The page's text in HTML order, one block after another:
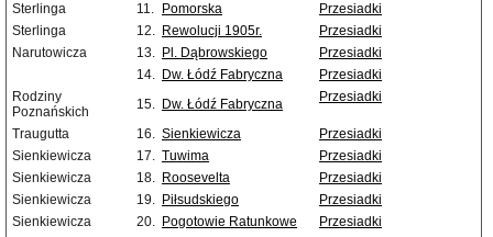
Sterlinga
11. Pomorska
Przesiadki
Sterlinga
12. Rewolucji 1905r.
Przesiadki
Narutowicza
13. Pl. Dąbrowskiego
Przesiadki
14. Dw. Łódź Fabryczna
Przesiadki
Rodziny
Poznańskich
15. Dw. Łódź Fabryczna Przesiadki
Traugutta 16. Sienkiewicza
Przesiadki
Sienkiewicza
17. Tuwima
Przesiadki
Sienkiewicza
18. Roosevelta
Przesiadki
Sienkiewicza
19. Piłsudskiego
Przesiadki
Sienkiewicza
20. Pogotowie Ratunkowe
Przesiadki